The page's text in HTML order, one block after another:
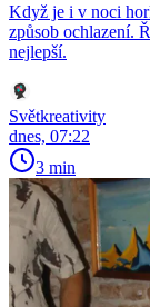
Když je i v noci
způsob ochlazení.
nejlepší.
Světkreativity
dnes, 07:22
3 min